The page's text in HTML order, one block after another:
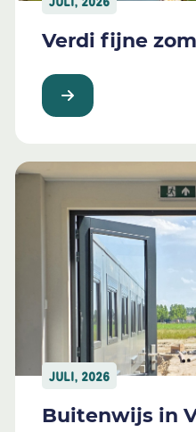
Verdi fijne
JULI, 2026
Buitenwijs in